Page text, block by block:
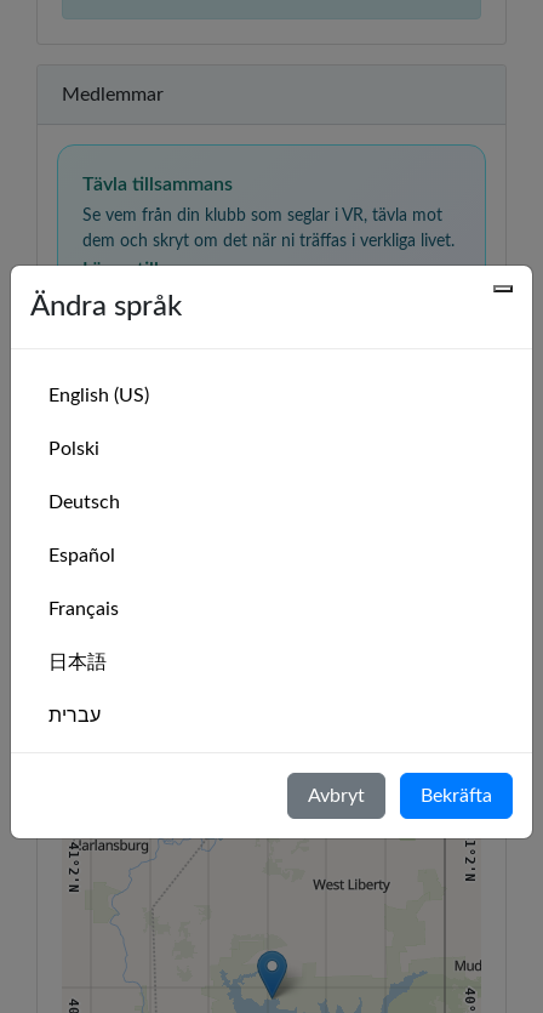
Medlemmar
Tävla tillsammans
Se vem från din klubb som seglar i VR, tävla mot
dem och skryt om det när ni träffas i verkliga livet.
Lär er tillsammans
Öva på seglingskunskaper, jämför erfarenheter och
stötta varandra när ni går från nybörjare till
Solo Flyer
Nabrisket
80°12'W
41°2'N 41°2'N
41°6'N
41°10'N
−
Ändra språk
English (US)
Polski
Deutsch
Español
Français
日本語
עברית
Português
Svenska
Avbryt Bekräfta